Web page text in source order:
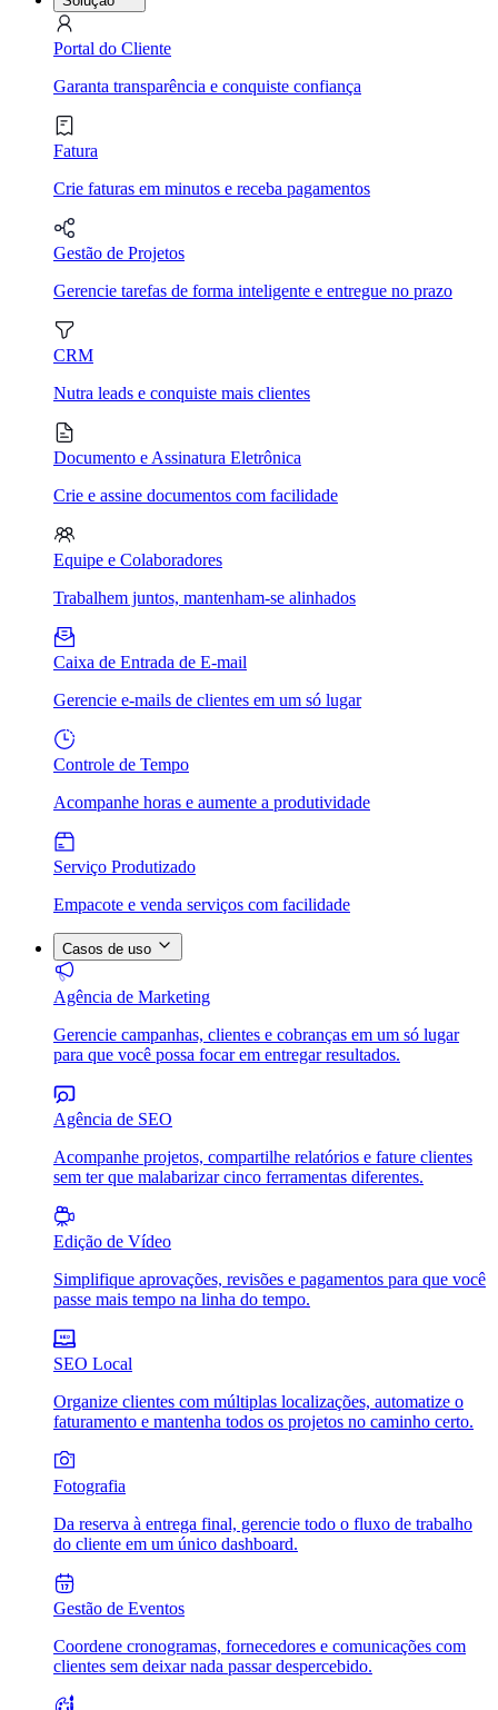
Portal do Cliente
Garanta transparência e conquiste confiança
Fatura
Crie faturas em minutos e receba pagamentos
Gestão de Projetos
Gerencie tarefas de forma inteligente e entregue no prazo
CRM
Nutra leads e conquiste mais clientes
Documento e Assinatura Eletrônica
Crie e assine documentos com facilidade
Equipe e Colaboradores
Trabalhem juntos, mantenham-se alinhados
Caixa de Entrada de E-mail
Gerencie e-mails de clientes em um só lugar
Controle de Tempo
Acompanhe horas e aumente a produtividade
Serviço Produtizado
Empacote e venda serviços com facilidade
Casos de uso
Agência de Marketing
Gerencie campanhas, clientes e cobranças em um só lugar
para que você possa focar em entregar resultados.
Agência de SEO
Acompanhe projetos, compartilhe relatórios e fature clientes
sem ter que malabarizar cinco ferramentas diferentes.
Edição de Vídeo
Simplifique aprovações, revisões e pagamentos para que você
passe mais tempo na linha do tempo.
SEO Local
Organize clientes com múltiplas localizações, automatize o
faturamento e mantenha todos os projetos no caminho certo.
Fotografia
Da reserva à entrega final, gerencie todo o fluxo de trabalho
do cliente em um único dashboard.
Gestão de Eventos
Coordene cronogramas, fornecedores e comunicações com
clientes sem deixar nada passar despercebido.